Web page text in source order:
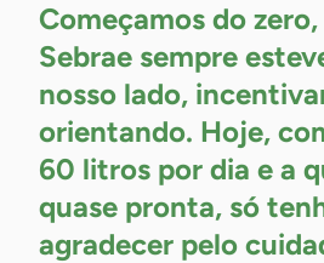
Começamos do zero,
Sebrae sempre
nosso lado,
orientando. Hoje,
60 litros por dia e a
quase pronta, só
agradecer pelo